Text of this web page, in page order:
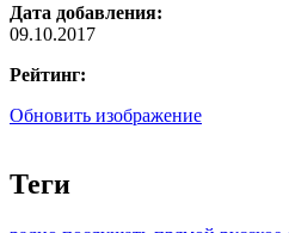
Дата добавления:
09.10.2017
Рейтинг:
Обновить изображение
Теги